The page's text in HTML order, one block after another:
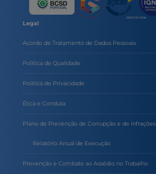
Legal
Acordo de Tratamento de Dados Pessoais
Política de Qualidade
Política de Privacidade
Ética e Conduta
Plano de Prevenção de Corrupção e de Infrações
Relatório Anual de Execução
Prevenção e Combate ao Assédio no Trabalho